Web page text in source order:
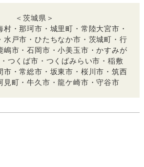
＜茨城県＞
・那珂市・城里町・常陸大宮市・
水戸市・ひたちなか市・茨城町・行
嶋市・石岡市・小美玉市・かすみが
つくば市・つくばみらい市・稲敷
市・常総市・坂東市・桜川市・筑西
見町・牛久市・龍ケ崎市・守谷市